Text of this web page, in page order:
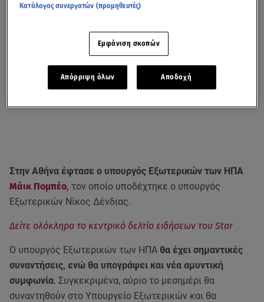
Στην Αθήνα έφτασε ο υπουργός Εξωτερικών των ΗΠΑ
Μάικ Πομπέο, τον οποίο υποδέχτηκε ο υπουργός
Εξωτερικών Νίκος Δένδιας.
Δείτε ολόκληρο το κεντρικό δελτίο ειδήσεων του Star
Ο υπουργός Εξωτερικών των ΗΠΑ θα έχει σημαντικές
συναντήσεις, ενώ θα υπογράψει και νέα αμυντική
συμφωνία. Συγκεκριμένα, αύριο το μεσημέρι θα
συναντηθούν στο Υπουργείο Εξωτερικών και θα
Κατάλογος συνεργατών (προμηθευτές)
Εμφάνιση σκοπών
Απόρριψη όλων Αποδοχή